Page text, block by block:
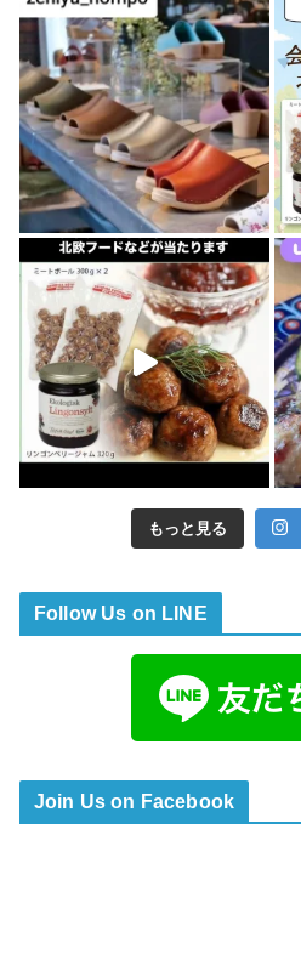
もっと見る
Follow Us on LINE
Join Us on Facebook